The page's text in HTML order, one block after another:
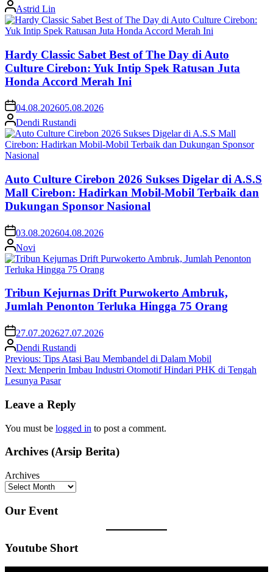
Astrid Lin
Hardy Classic Sabet Best of The Day di Auto
Culture Cirebon: Yuk Intip Spek Ratusan Juta
Honda Accord Merah Ini
04.08.202605.08.2026
Dendi Rustandi
Auto Culture Cirebon 2026 Sukses Digelar di A.S.S
Mall Cirebon: Hadirkan Mobil-Mobil Terbaik dan
Dukungan Sponsor Nasional
03.08.202604.08.2026
Novi
Tribun Kejurnas Drift Purwokerto Ambruk,
Jumlah Penonton Terluka Hingga 75 Orang
27.07.202627.07.2026
Dendi Rustandi
Post
navigation
Previous: Tips Atasi Bau Membandel di Dalam Mobil
Next: Menperin Imbau Industri Otomotif Hindari PHK di Tengah
Lesunya Pasar
Leave a Reply
You must be logged in to post a comment.
Archives (Arsip Berita)
Archives
Our Event
Youtube Short